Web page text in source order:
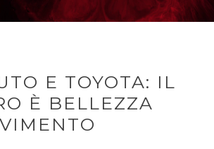
E TOYOTA: IL
È BELLEZZA